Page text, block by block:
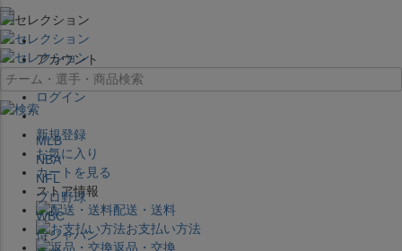
×
アカウント
ログイン
新規登録
お気に入り
カートを見る
ストア情報
配送・送料
お支払い方法
返品・交換
MLB
NBA
NFL
プロ野球
WBC
侍ジャパン